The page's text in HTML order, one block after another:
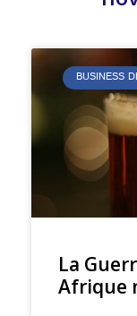
BUSINESS
La
Afrique